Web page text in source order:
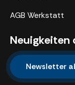
AGB Werkstatt
Neuigkeiten
Newsletter